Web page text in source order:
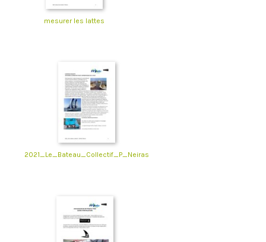
mesurer les lattes
2021_Le_Bateau_Collectif_P_Neiras